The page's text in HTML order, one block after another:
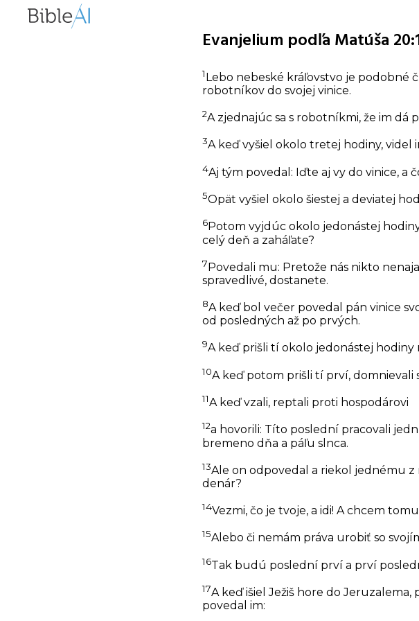
Evanjelium podľa Matúša
1Lebo nebeské kráľovstvo je podobné
robotníkov do svojej vinice.
2A zjednajúc sa s robotníkmi, že im dá
3A keď vyšiel okolo tretej hodiny, videl
4Aj tým povedal: Iďte aj vy do vinice, a
5Opät vyšiel okolo šiestej a deviatej
6Potom vyjdúc okolo jedonástej
celý deň a zaháľate?
7Povedali mu: Pretože nás nikto
spravedlivé, dostanete.
8A keď bol večer povedal pán vinice
od posledných až po prvých.
9A keď prišli tí okolo jedonástej hodiny
10A keď potom prišli tí prví, domnievali
11A keď vzali, reptali proti hospodárovi
12a hovorili: Títo poslední pracovali
bremeno dňa a páľu slnca.
13Ale on odpovedal a riekol jednému z
denár?
14Vezmi, čo je tvoje, a idi! A chcem
15Alebo či nemám práva urobiť so
16Tak budú poslední prví a prví
17A keď išiel Ježiš hore do
povedal im: